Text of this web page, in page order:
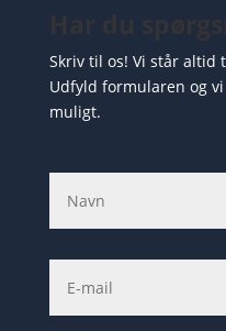
Skriv til os! Vi står altid
Udfyld formularen og
muligt.